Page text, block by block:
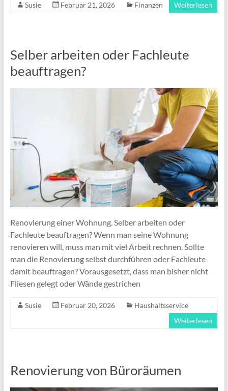
Susie Februar 21, 2026 Finanzen Weiterlesen
Selber arbeiten oder Fachleute
beauftragen?
Renovierung einer Wohnung. Selber arbeiten oder
Fachleute beauftragen? Wenn man seine Wohnung
renovieren will, muss man mit viel Arbeit rechnen. Sollte
man die Renovierung selbst durchführen oder Fachleute
damit beauftragen? Vorausgesetzt, dass man bisher nicht
Fliesen gelegt oder Wände gestrichen
Susie Februar 20, 2026
Haushaltsservice
Weiterlesen
Renovierung von Büroräumen